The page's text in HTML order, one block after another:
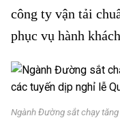
công ty vận tải
phục vụ hành
Ngành Đường sắt chạy